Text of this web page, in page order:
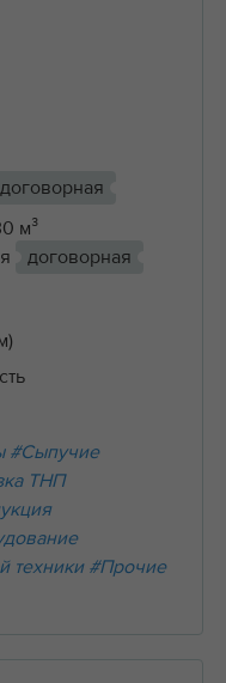
договорная
м³
договорная
#Сыпучие
ТНП
техники #Прочие